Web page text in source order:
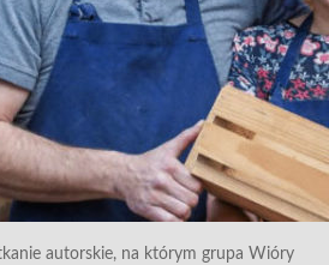
autorskie, na którym grupa Wióry